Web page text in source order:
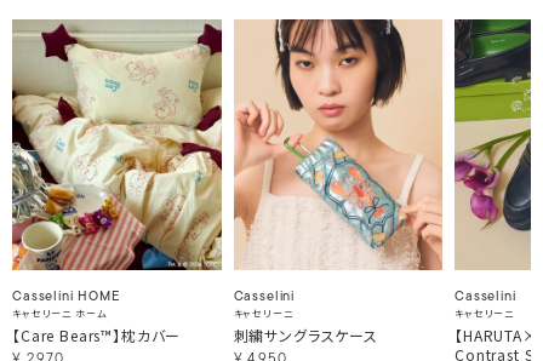
Casselini HOME
キャセリーニ ホーム
【Care Bears™】枕カバー
Casselini
キャセリーニ
刺繍サングラスケース
Casselini
キャセリーニ
【
Contrast